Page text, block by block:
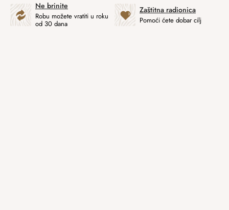
Ne brinite
Robu možete vratiti u roku
od 30 dana
Zaštitna radionica
Pomoći ćete dobar cilj